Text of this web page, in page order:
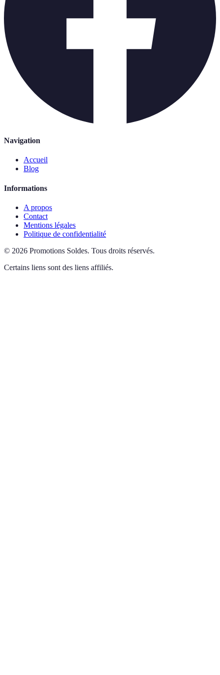
Navigation
Accueil
Blog
Informations
A propos
Contact
Mentions légales
Politique de confidentialité
© 2026 Promotions Soldes. Tous droits réservés.
Certains liens sont des liens affiliés.